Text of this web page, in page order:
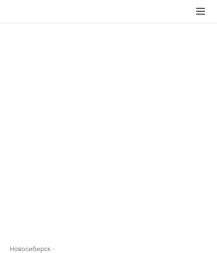
Новосибирск